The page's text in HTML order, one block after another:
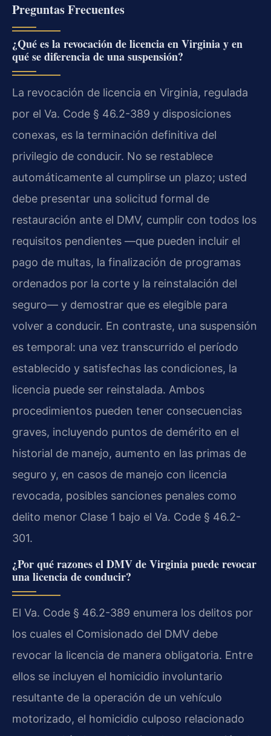
Preguntas Frecuentes
¿Qué es la revocación de licencia en Virginia y en
qué se diferencia de una suspensión?
La revocación de licencia en Virginia, regulada
por el Va. Code § 46.2-389 y disposiciones
conexas, es la terminación definitiva del
privilegio de conducir. No se restablece
automáticamente al cumplirse un plazo; usted
debe presentar una solicitud formal de
restauración ante el DMV, cumplir con todos los
requisitos pendientes —que pueden incluir el
pago de multas, la finalización de programas
ordenados por la corte y la reinstalación del
seguro— y demostrar que es elegible para
volver a conducir. En contraste, una suspensión
es temporal: una vez transcurrido el período
establecido y satisfechas las condiciones, la
licencia puede ser reinstalada. Ambos
procedimientos pueden tener consecuencias
graves, incluyendo puntos de demérito en el
historial de manejo, aumento en las primas de
seguro y, en casos de manejo con licencia
revocada, posibles sanciones penales como
delito menor Clase 1 bajo el Va. Code § 46.2-
301.
¿Por qué razones el DMV de Virginia puede revocar
una licencia de conducir?
El Va. Code § 46.2-389 enumera los delitos por
los cuales el Comisionado del DMV debe
revocar la licencia de manera obligatoria. Entre
ellos se incluyen el homicidio involuntario
resultante de la operación de un vehículo
motorizado, el homicidio culposo relacionado